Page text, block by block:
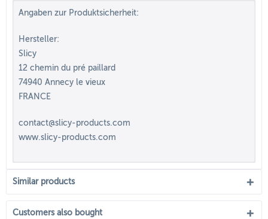
Angaben zur Produktsicherheit:
Hersteller:
Slicy
12 chemin du pré paillard
74940 Annecy le vieux
FRANCE
contact@slicy-products.com
www.slicy-products.com
Similar products
Customers also bought